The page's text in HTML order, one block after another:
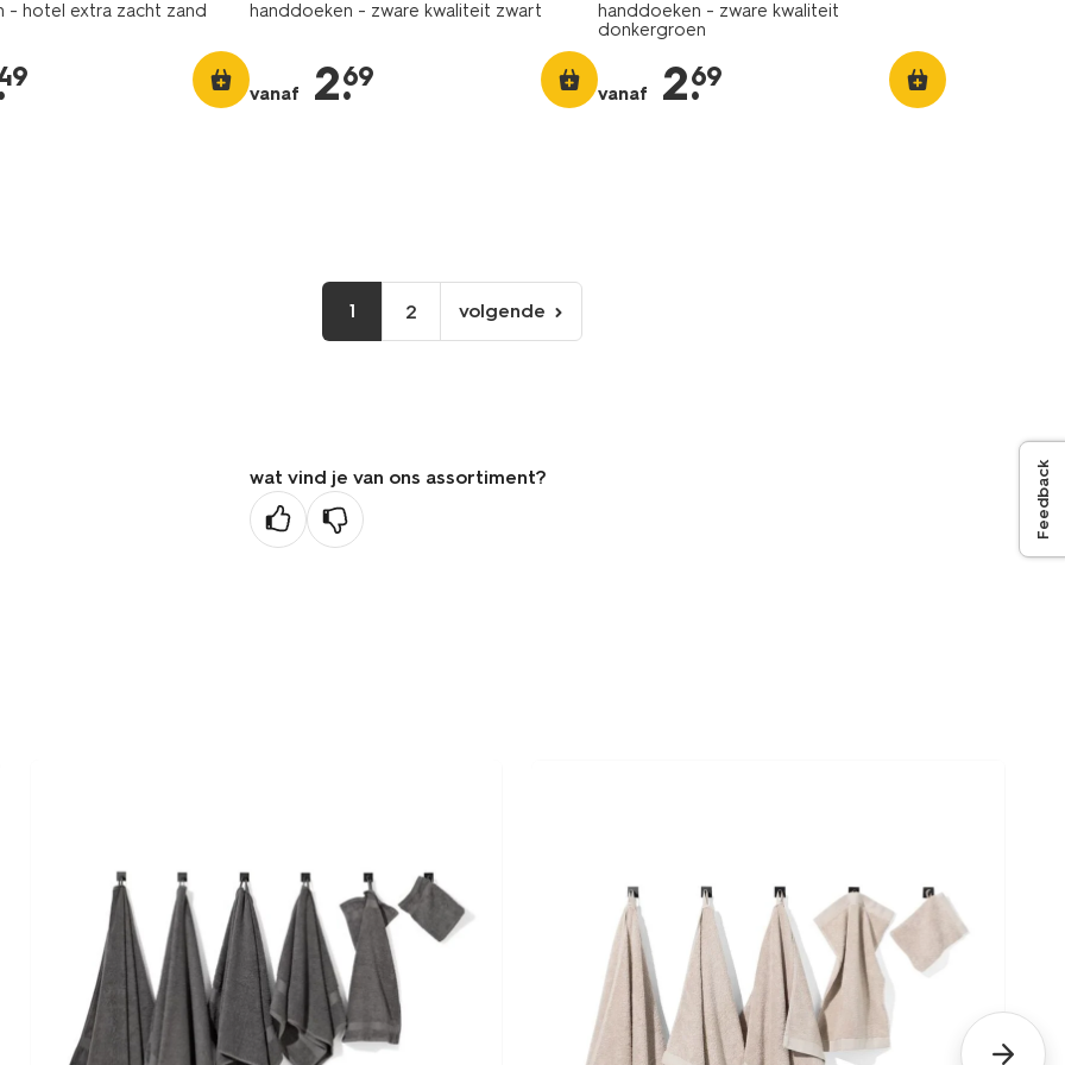
- hotel extra zacht zand handdoeken - zware kwaliteit zwart
vanaf 2.
69
handdoeken - zware kwaliteit
donkergroen
vanaf 2.
69
1 2
volgende
pagina
volgende
wat vind je van ons assortiment? Feedback